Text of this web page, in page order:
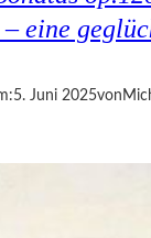
eine
5. Juni 2025von